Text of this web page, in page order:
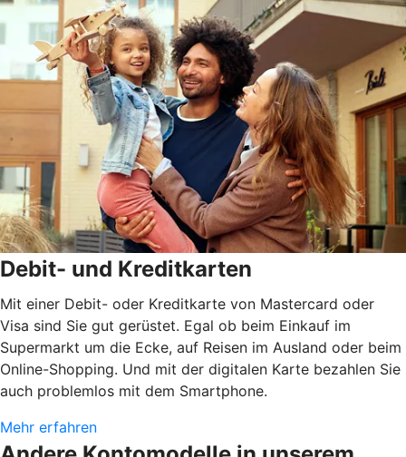
Debit- und Kreditkarten
Mit einer Debit- oder Kreditkarte von Mastercard oder
Visa sind Sie gut gerüstet. Egal ob beim Einkauf im
Supermarkt um die Ecke, auf Reisen im Ausland oder beim
Online-Shopping. Und mit der digitalen Karte bezahlen Sie
auch problemlos mit dem Smartphone.
Mehr erfahren